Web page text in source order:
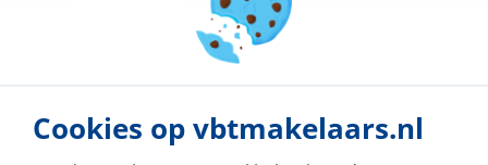
helmond@vbtmakelaars.nl
Naar vestiging
Cookies op vbtmakelaars.nl